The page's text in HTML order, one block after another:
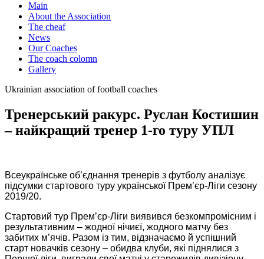
Main
About the Association
The cheaf
News
Our Coaches
The coach colomn
Gallery
Ukrainian association of football coaches
Тренерський ракурс. Руслан Костишин
– найкращий тренер 1-го туру УПЛ
Всеукраїнське об’єднання тренерів з футболу аналізує
підсумки стартового туру української Прем’єр-Ліги сезону
2019/20.
Стартовий тур Прем’єр-Ліги виявився безкомпромісним і
результативним – жодної нічиєї, жодного матчу без
забитих м’ячів. Разом із тим, відзначаємо й успішний
старт новачків сезону – обидва клуби, які піднялися з